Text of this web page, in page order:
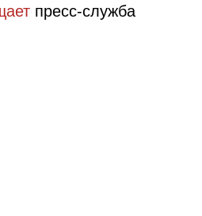
пресс-служба